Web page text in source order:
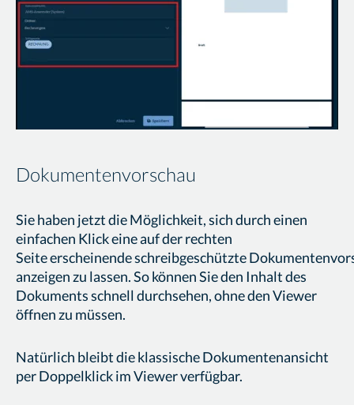
Dokumentenvorschau
Sie haben jetzt die Möglichkeit, sich durch einen
einfachen Klick eine auf der rechten
Seite erscheinende schreibgeschützte
anzeigen zu lassen. So können Sie den Inhalt des
Dokuments schnell durchsehen, ohne den Viewer
öffnen zu müssen.
Natürlich bleibt die klassische Dokumentenansicht
per Doppelklick im Viewer verfügbar.